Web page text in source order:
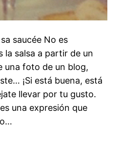
saucée No es
la salsa a partir de un
una foto de un blog,
¡Si está buena, está
llevar por tu gusto.
una expresión que